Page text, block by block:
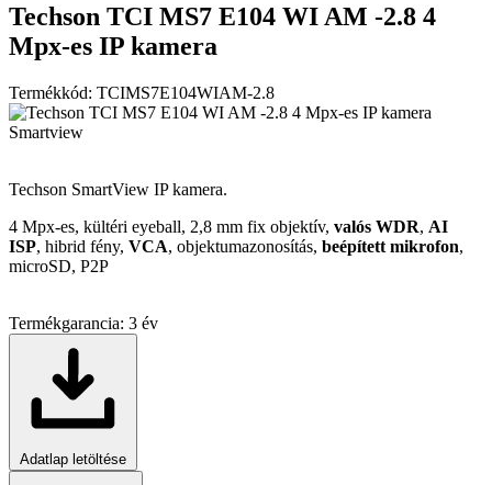
Techson TCI MS7 E104 WI AM -2.8 4
Mpx-es IP kamera
Termékkód: TCIMS7E104WIAM-2.8
Smartview
Techson SmartView IP kamera.
4 Mpx-es, kültéri eyeball, 2,8 mm fix objektív, valós WDR, AI
ISP, hibrid fény, VCA, objektumazonosítás, beépített mikrofon,
microSD, P2P
Termékgarancia: 3 év
Adatlap letöltése